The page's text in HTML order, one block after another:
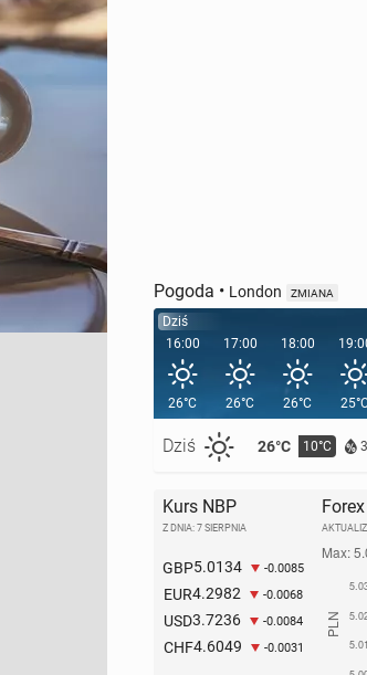
Pogoda • London ZMIANA
Dziś
16:00
26°C
Dziś 26°C 10°C
17:00
26°C
18:00
26°C
Kurs NBP
Z DNIA: 7 SIERPNIA
GBP5.0134 -0.0085
EUR4.2982 -0.0068
USD3.7236 -0.0084
CHF4.6049 -0.0031
Forex